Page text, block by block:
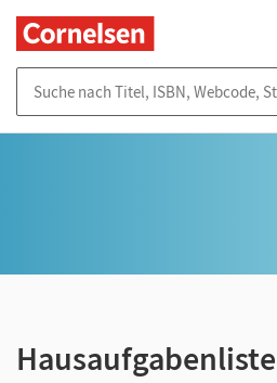
Hausaufgabenliste